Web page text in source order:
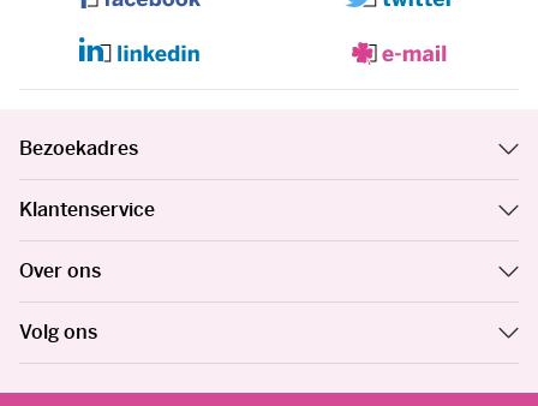
Bezoekadres
Klantenservice
Over ons
Volg ons